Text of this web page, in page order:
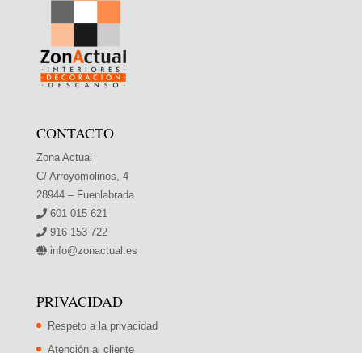
CONTACTO
Zona Actual
C/ Arroyomolinos, 4
28944 – Fuenlabrada
601 015 621
916 153 722
info@zonactual.es
PRIVACIDAD
Respeto a la privacidad
Atención al cliente